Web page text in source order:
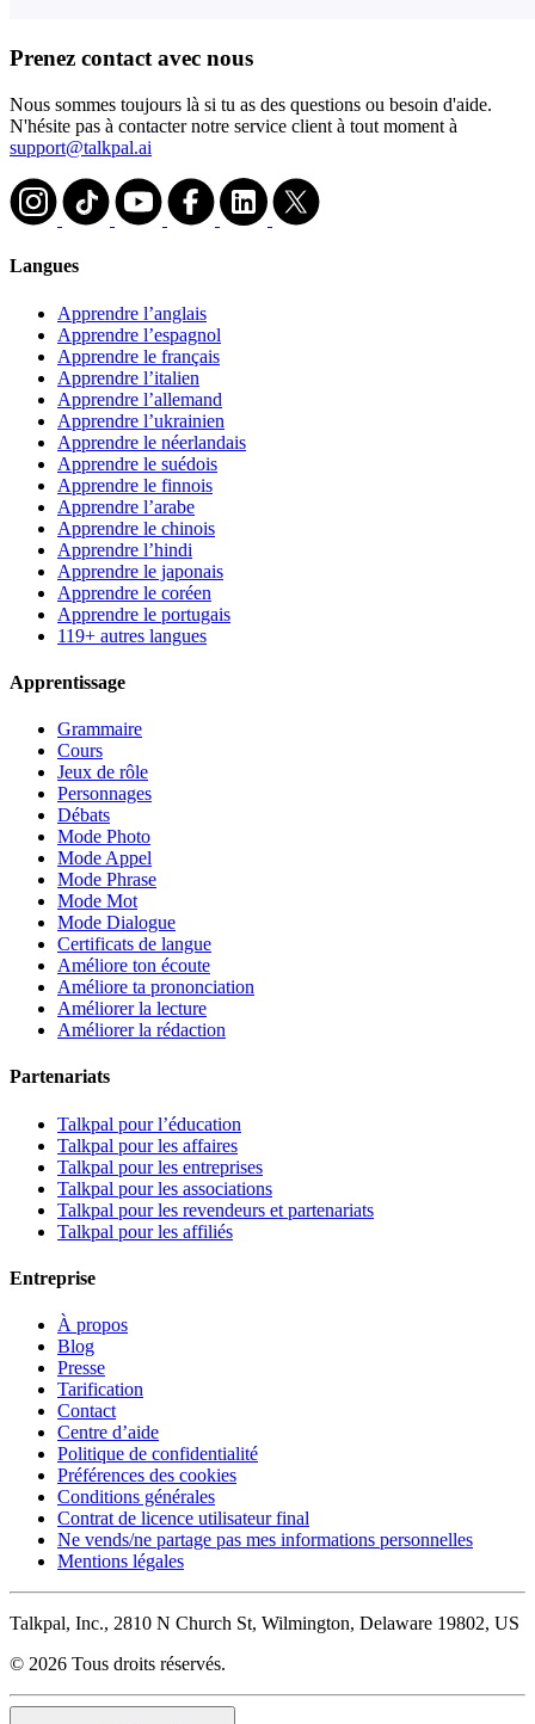
Prenez contact avec nous
Nous sommes toujours là si tu as des questions ou besoin d'aide.
N'hésite pas à contacter notre service client à tout moment à
support@talkpal.ai
Langues
Apprendre l’anglais
Apprendre l’espagnol
Apprendre le français
Apprendre l’italien
Apprendre l’allemand
Apprendre l’ukrainien
Apprendre le néerlandais
Apprendre le suédois
Apprendre le finnois
Apprendre l’arabe
Apprendre le chinois
Apprendre l’hindi
Apprendre le japonais
Apprendre le coréen
Apprendre le portugais
119+ autres langues
Apprentissage
Grammaire
Cours
Jeux de rôle
Personnages
Débats
Mode Photo
Mode Appel
Mode Phrase
Mode Mot
Mode Dialogue
Certificats de langue
Améliore ton écoute
Améliore ta prononciation
Améliorer la lecture
Améliorer la rédaction
Partenariats
Talkpal pour l’éducation
Talkpal pour les affaires
Talkpal pour les entreprises
Talkpal pour les associations
Talkpal pour les revendeurs et partenariats
Talkpal pour les affiliés
Entreprise
À propos
Blog
Presse
Tarification
Contact
Centre d’aide
Politique de confidentialité
Préférences des cookies
Conditions générales
Contrat de licence utilisateur final
Ne vends/ne partage pas mes informations personnelles
Mentions légales
Talkpal, Inc., 2810 N Church St, Wilmington, Delaware 19802, US
© 2026 Tous droits réservés.